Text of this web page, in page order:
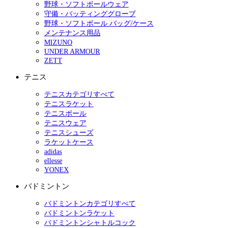
野球・ソフトボールウェア
守備・バッティンググローブ
野球・ソフトボール バッグ/ケース
メンテナンス用品
MIZUNO
UNDER ARMOUR
ZETT
テニス
テニスカテゴリすべて
テニスラケット
テニスボール
テニスウェア
テニスシューズ
ラケットケース
adidas
ellesse
YONEX
バドミントン
バドミントンカテゴリすべて
バドミントンラケット
バドミントンシャトルコック